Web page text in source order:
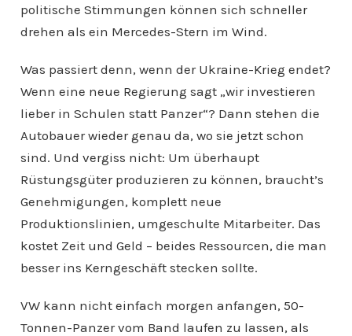
politische Stimmungen können sich schneller
drehen als ein Mercedes-Stern im Wind.
Was passiert denn, wenn der Ukraine-Krieg endet?
Wenn eine neue Regierung sagt „wir investieren
lieber in Schulen statt Panzer“? Dann stehen die
Autobauer wieder genau da, wo sie jetzt schon
sind. Und vergiss nicht: Um überhaupt
Rüstungsgüter produzieren zu können, braucht’s
Genehmigungen, komplett neue
Produktionslinien, umgeschulte Mitarbeiter. Das
kostet Zeit und Geld – beides Ressourcen, die man
besser ins Kerngeschäft stecken sollte.
VW kann nicht einfach morgen anfangen, 50-
Tonnen-Panzer vom Band laufen zu lassen, als